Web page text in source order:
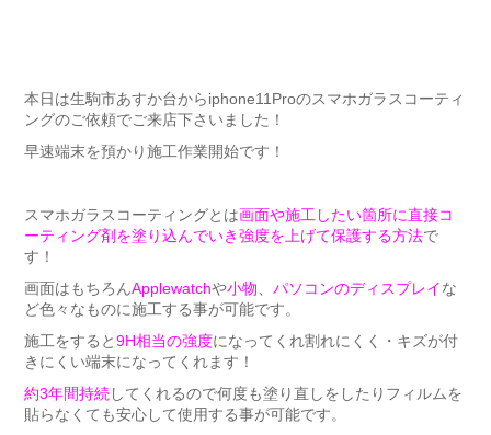
本日は生駒市あすか台からiphone11Proのスマホガラスコーティ
ングのご依頼でご来店下さいました！
早速端末を預かり施工作業開始です！
スマホガラスコーティングとは画面や施工したい箇所に直接コ
ーティング剤を塗り込んでいき強度を上げて保護する方法で
す！
画面はもちろんApplewatchや小物 パソコンのディスプレイな
ど色々なものに施工する事が可能です。
施工をすると9H相当の強度になってくれ割れにくく・キズが付
きにくい端末になってくれます！
約3年間持続してくれるので何度も塗り直しをしたりフィルムを
貼らなくても安心して使用する事が可能です。